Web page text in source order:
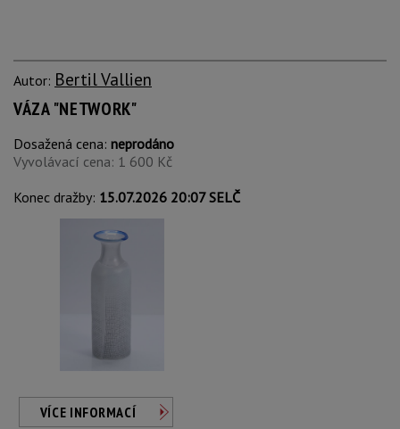
Autor: Bertil Vallien
VÁZA "NETWORK"
Dosažená cena: neprodáno
Vyvolávací cena: 1 600 Kč
Konec dražby: 15.07.2026 20:07 SELČ
VÍCE INFORMACÍ